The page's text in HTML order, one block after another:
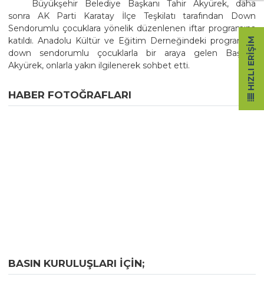
Büyükşehir Belediye Başkanı Tahir Akyürek, daha
sonra AK Parti Karatay İlçe Teşkilatı tarafından Down
Sendorumlu çocuklara yönelik düzenlenen iftar programına
katıldı. Anadolu Kültür ve Eğitim Derneğindeki programda
down sendorumlu çocuklarla bir araya gelen Başkan
Akyürek, onlarla yakın ilgilenerek sohbet etti.
HABER FOTOĞRAFLARI
BASIN KURULUŞLARI IÇIN;
HIZLI ERIŞIM